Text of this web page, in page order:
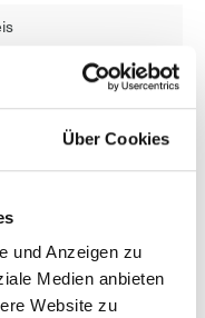
Über Cookies
und Anzeigen zu
Medien anbieten
Website zu
Warenkorb